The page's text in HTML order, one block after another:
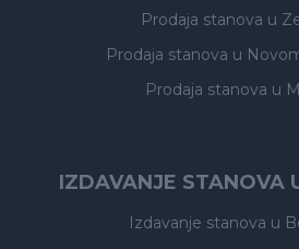
Prodaja stanova u
Prodaja stanova u
Prodaja stanova u
IZDAVANJE STANOVA
Izdavanje stanova u